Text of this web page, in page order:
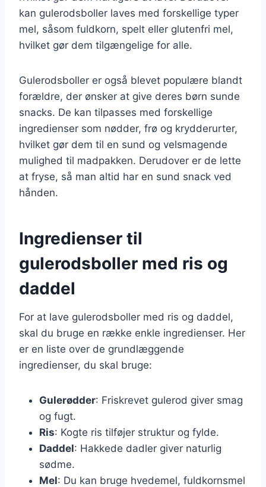
kan gulerodsboller laves med forskellige typer
mel, såsom fuldkorn, spelt eller glutenfri mel,
hvilket gør dem tilgængelige for alle.
Gulerodsboller er også blevet populære blandt
forældre, der ønsker at give deres børn sunde
snacks. De kan tilpasses med forskellige
ingredienser som nødder, frø og krydderurter,
hvilket gør dem til en sund og velsmagende
mulighed til madpakken. Derudover er de lette
at fryse, så man altid har en sund snack ved
hånden.
Ingredienser til
gulerodsboller med ris og
daddel
For at lave gulerodsboller med ris og daddel,
skal du bruge en række enkle ingredienser. Her
er en liste over de grundlæggende
ingredienser, du skal bruge:
Gulerødder: Friskrevet gulerod giver smag
og fugt.
Ris: Kogte ris tilføjer struktur og fylde.
Daddel: Hakkede dadler giver naturlig
sødme.
Mel: Du kan bruge hvedemel, fuldkornsmel